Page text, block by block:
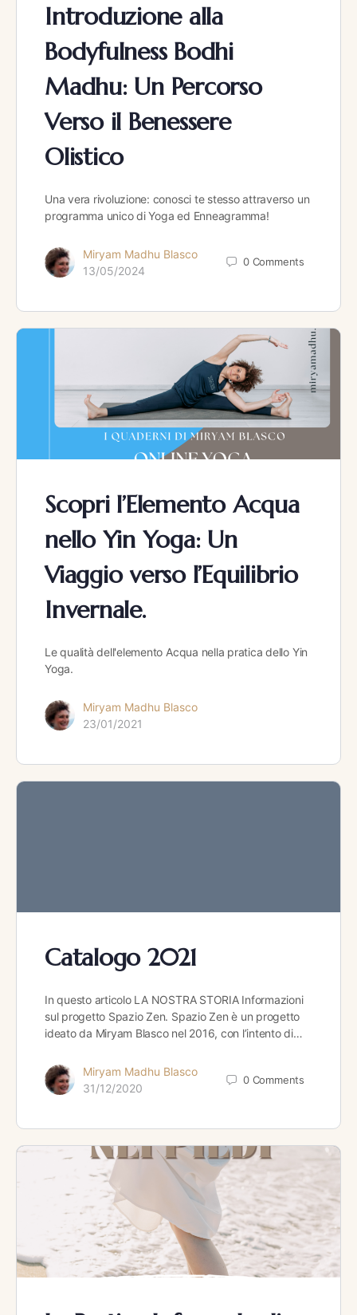
Introduzione alla
Bodyfulness Bodhi
Madhu: Un Percorso
Verso il Benessere
Olistico
Una vera rivoluzione: conosci te stesso attraverso un
programma unico di Yoga ed Enneagramma!
Miryam Madhu Blasco
13/05/2024
0 Comments
Scopri l’Elemento Acqua
nello Yin Yoga: Un
Viaggio verso l’Equilibrio
Invernale.
Le qualità dell'elemento Acqua nella pratica dello Yin
Yoga.
Miryam Madhu Blasco
23/01/2021
Catalogo 2021
In questo articolo LA NOSTRA STORIA Informazioni
sul progetto Spazio Zen. Spazio Zen è un progetto
ideato da Miryam Blasco nel 2016, con l’intento di…
Miryam Madhu Blasco
31/12/2020
0 Comments